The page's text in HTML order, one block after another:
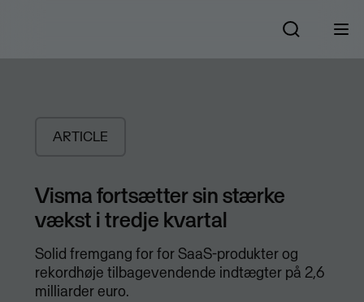
ARTICLE
Visma fortsætter sin stærke
vækst i tredje kvartal
Solid fremgang for for SaaS-produkter og
rekordhøje tilbagevendende indtægter på 2,6
milliarder euro.